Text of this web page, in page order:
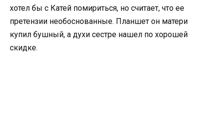
хотел бы с Катей помириться, но считает, что ее
претензии необоснованные. Планшет он матери
купил бушный, а духи сестре нашел по хорошей
скидке.